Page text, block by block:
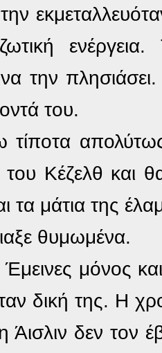
την
του.
Κέζελθ και
τα μάτια της
θυμωμένα.
Έμεινες μόνος
δική της. Η
Άισλιν δεν τον